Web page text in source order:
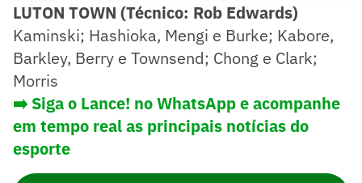
LUTON TOWN (Técnico: Rob Edwards)
Kaminski; Hashioka, Mengi e Burke; Kabore,
Barkley, Berry e Townsend; Chong e Clark;
Morris
➡️ Siga o Lance! no WhatsApp e acompanhe
em tempo real as principais notícias do
esporte